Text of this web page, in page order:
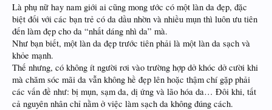
Là phụ nữ hay nam giới ai cũng mong ước có một làn da đẹp, đặc
biệt đối với các bạn trẻ có da dầu nhờn và nhiều mụn thì luôn ưu tiên
đến làm đẹp cho da “nhất dáng nhì da” mà.
Như bạn biết, một làn da đẹp trước tiên phải là một làn da sạch và
khỏe mạnh.
Thế nhưng, có không ít người rơi vào trường hợp dở khóc dở cười khi
mà chăm sóc mãi da vẫn không hề đẹp lên hoặc thậm chí gặp phải
các vấn đề như: bị mụn, sạm da, dị ứng và lão hóa da… Đôi khi, tất
cả nguyên nhân chỉ nằm ở việc làm sạch da không đúng cách.